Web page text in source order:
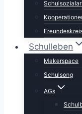
Schulleben
Makerspace
Schulsong
AGs